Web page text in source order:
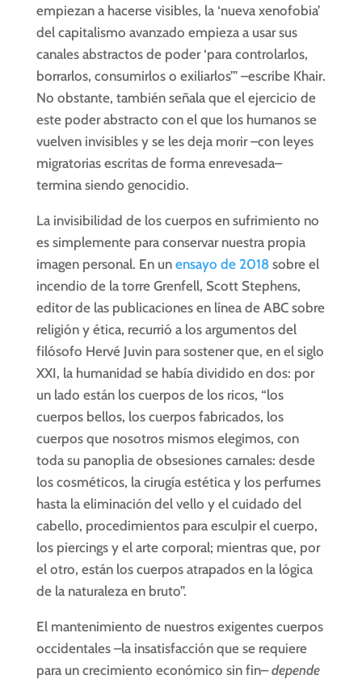
empiezan a hacerse visibles, la ‘nueva xenofobia’
del capitalismo avanzado empieza a usar sus
canales abstractos de poder ‘para controlarlos,
borrarlos, consumirlos o exiliarlos’” –escribe Khair.
No obstante, también señala que el ejercicio de
este poder abstracto con el que los humanos se
vuelven invisibles y se les deja morir –con leyes
migratorias escritas de forma enrevesada–
termina siendo genocidio.
La invisibilidad de los cuerpos en sufrimiento no
es simplemente para conservar nuestra propia
imagen personal. En un ensayo de 2018sobre el
incendio de la torre Grenfell, Scott Stephens,
editor de las publicaciones en línea de ABC sobre
religión y ética, recurrió a los argumentos del
filósofo Hervé Juvin para sostener que, en el siglo
XXI, la humanidad se había dividido en dos: por
un lado están los cuerpos de los ricos, “los
cuerpos bellos, los cuerpos fabricados, los
cuerpos que nosotros mismos elegimos, con
toda su panoplia de obsesiones carnales: desde
los cosméticos, la cirugía estética y los perfumes
hasta la eliminación del vello y el cuidado del
cabello, procedimientos para esculpir el cuerpo,
los piercings y el arte corporal; mientras que, por
el otro, están los cuerpos atrapados en la lógica
de la naturaleza en bruto”.
El mantenimiento de nuestros exigentes cuerpos
occidentales –la insatisfacción que se requiere
para un crecimiento económico sin fin–depende